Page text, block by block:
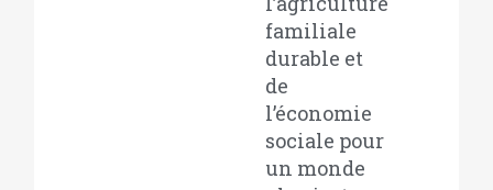
familiale
durable et
de
l’économie
sociale pour
un monde